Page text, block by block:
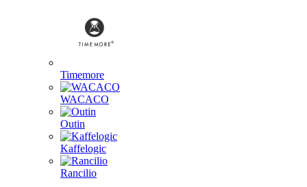
Timemore
WACACO
Outin
Kaffelogic
Rancilio